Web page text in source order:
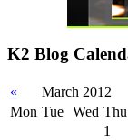
K2 Blog
« March 2012
Mon Tue Wed Thu
1